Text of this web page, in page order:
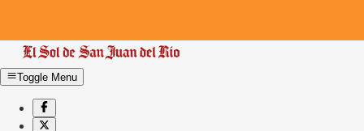
Toggle Menu